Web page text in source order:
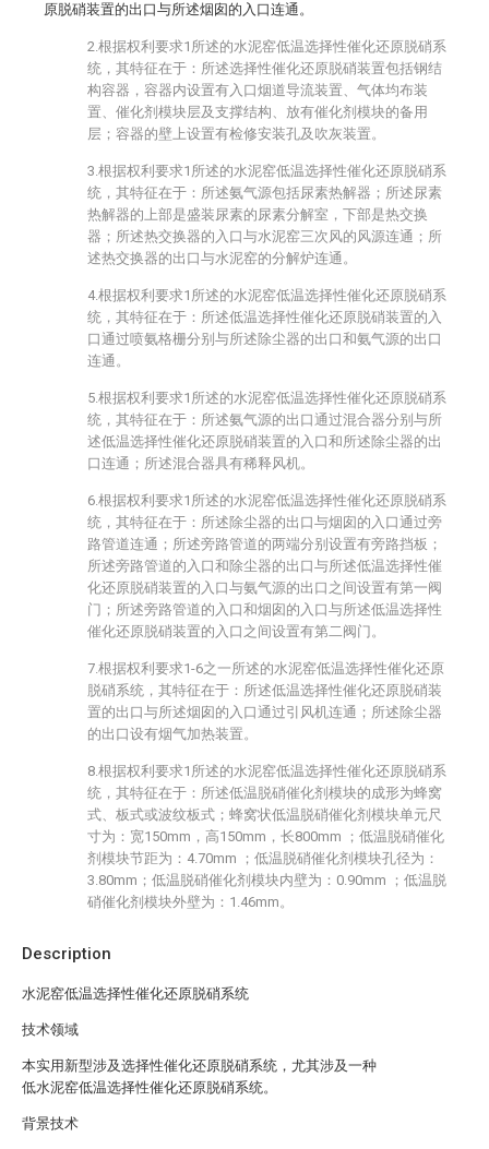
Description
水泥窑低温选择性催化还原脱硝系统
技术领域
本实用新型涉及选择性催化还原脱硝系统，尤其涉及一种
低水泥窑低温选择性催化还原脱硝系统。
背景技术
原脱硝装置的出口与所述烟囱的入口连通。
2.根据权利要求1所述的水泥窑低温选择性催化还原脱硝系
统，其特征在于：所述选择性催化还原脱硝装置包括钢结
构容器，容器内设置有入口烟道导流装置、气体均布装
置、催化剂模块层及支撑结构、放有催化剂模块的备用
层；容器的壁上设置有检修安装孔及吹灰装置。
3.根据权利要求1所述的水泥窑低温选择性催化还原脱硝系
统，其特征在于：所述氨气源包括尿素热解器；所述尿素
热解器的上部是盛装尿素的尿素分解室，下部是热交换
器；所述热交换器的入口与水泥窑三次风的风源连通；所
述热交换器的出口与水泥窑的分解炉连通。
4.根据权利要求1所述的水泥窑低温选择性催化还原脱硝系
统，其特征在于：所述低温选择性催化还原脱硝装置的入
口通过喷氨格栅分别与所述除尘器的出口和氨气源的出口
连通。
5.根据权利要求1所述的水泥窑低温选择性催化还原脱硝系
统，其特征在于：所述氨气源的出口通过混合器分别与所
述低温选择性催化还原脱硝装置的入口和所述除尘器的出
口连通；所述混合器具有稀释风机。
6.根据权利要求1所述的水泥窑低温选择性催化还原脱硝系
统，其特征在于：所述除尘器的出口与烟囱的入口通过旁
路管道连通；所述旁路管道的两端分别设置有旁路挡板；
所述旁路管道的入口和除尘器的出口与所述低温选择性催
化还原脱硝装置的入口与氨气源的出口之间设置有第一阀
门；所述旁路管道的入口和烟囱的入口与所述低温选择性
催化还原脱硝装置的入口之间设置有第二阀门。
7.根据权利要求1-6之一所述的水泥窑低温选择性催化还原
脱硝系统，其特征在于：所述低温选择性催化还原脱硝装
置的出口与所述烟囱的入口通过引风机连通；所述除尘器
的出口设有烟气加热装置。
8.根据权利要求1所述的水泥窑低温选择性催化还原脱硝系
统，其特征在于：所述低温脱硝催化剂模块的成形为蜂窝
式、板式或波纹板式；蜂窝状低温脱硝催化剂模块单元尺
寸为：宽150mm，高150mm，长800mm ；低温脱硝催化
剂模块节距为：4.70mm ；低温脱硝催化剂模块孔径为：
3.80mm；低温脱硝催化剂模块内壁为：0.90mm ；低温脱
硝催化剂模块外壁为：1.46mm。